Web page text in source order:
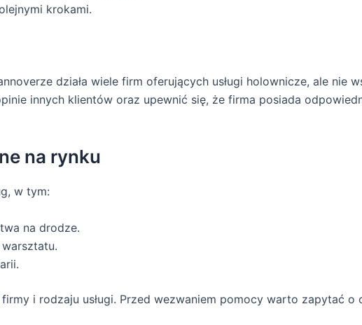
krokami.
działa wiele firm oferujących usługi holownicze, ale nie
innych klientów oraz upewnić się, że firma posiada
na rynku
w tym:
na drodze.
i rodzaju usługi. Przed wezwaniem pomocy warto zapytać o